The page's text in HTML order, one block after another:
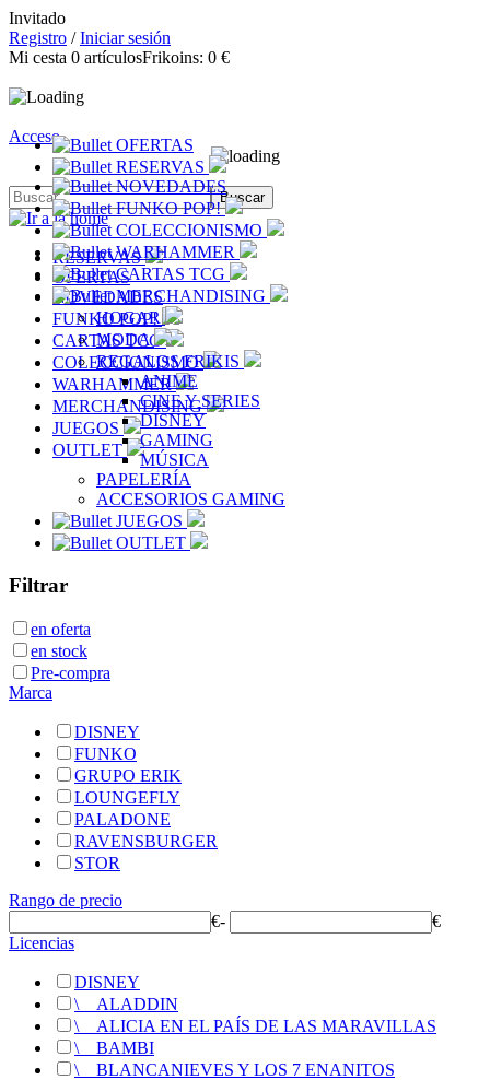
Invitado
Registro /Iniciar sesión
Mi cesta 0 artículosFrikoins: 0 €
Acceso
RESERVAS
OFERTAS
NOVEDADES
FUNKO POP!
CARTAS TCG
COLECCIONISMO
WARHAMMER
MERCHANDISING
JUEGOS
OUTLET
OFERTAS
RESERVAS
NOVEDADES
FUNKO POP!
COLECCIONISMO
WARHAMMER
CARTAS TCG
MERCHANDISING
HOGAR
MODA
REGALOS FRIKIS
ANIME
CINE Y SERIES
DISNEY
GAMING
MÚSICA
PAPELERÍA
ACCESORIOS GAMING
JUEGOS
OUTLET
Filtrar
en oferta
en stock
Pre-compra
Marca
DISNEY
FUNKO
GRUPO ERIK
LOUNGEFLY
PALADONE
RAVENSBURGER
STOR
Rango de precio
€-
€
Licencias
DISNEY
\__ ALADDIN
\__ ALICIA EN EL PAÍS DE LAS MARAVILLAS
\__ BAMBI
\__ BLANCANIEVES Y LOS 7 ENANITOS